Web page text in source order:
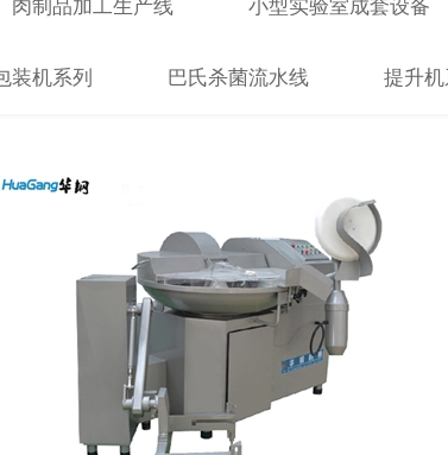
肉制品加工生产线 小型实验室成套设备
装机系列 巴氏杀菌流水线 提升机